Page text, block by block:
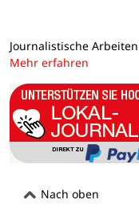
Journalistische
Mehr erfahren
Nach oben